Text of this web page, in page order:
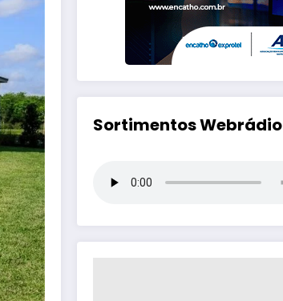
Sortimentos Webrádio